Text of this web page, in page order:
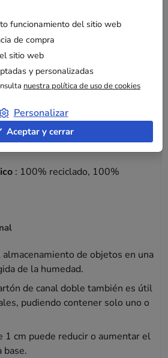
: Canal doble para una mejor
y variaciones de temperatura.
soportar cargas pesadas gracias a
ofreciendo una protección
para el almacenamiento en
optimizadas para una mejor
: 100% reciclado, 100%
de objetos en una
de la humedad.
de canal doble también es útil
pudiendo contener solo uno o
1 cm puede reducir o aumentar el
base.
funcionamiento del sitio web
de compra
sitio web
y personalizadas
nuestra política de uso de cookies
Personalizar
Aceptar y cerrar